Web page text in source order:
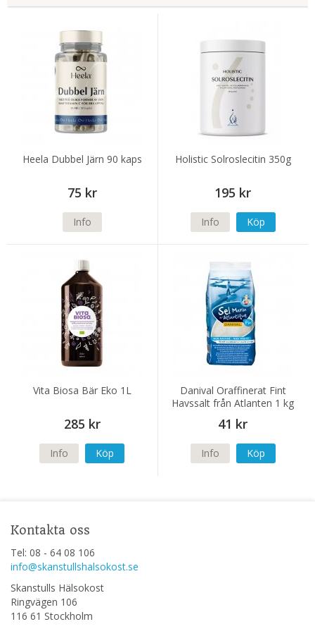
Heela Dubbel Järn 90 kaps
75 kr
Info
Holistic Solroslecitin 350g
195 kr
Info Köp
Vita Biosa Bär Eko 1L
285 kr
Info Köp
Danival Oraffinerat Fint
Havssalt från Atlanten 1 kg
41 kr
Info Köp
Kontakta oss
Tel: 08 - 64 08 106
info@skanstullshalsokost.se
Skanstulls Hälsokost
Ringvägen 106
116 61 Stockholm